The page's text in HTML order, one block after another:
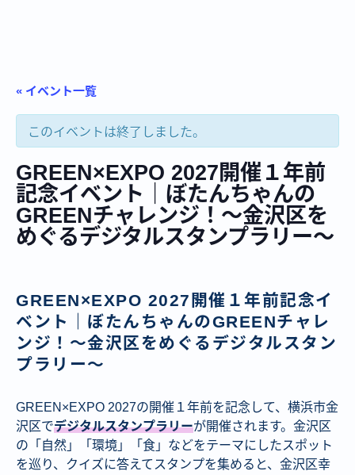
« イベント一覧
このイベントは終了しました。
GREEN×EXPO 2027開催１年前
記念イベント｜ぼたんちゃんの
GREENチャレンジ！～金沢区を
めぐるデジタルスタンプラリー～
GREEN×EXPO 2027開催１年前記念イ
ベント｜ぼたんちゃんのGREENチャレ
ンジ！～金沢区をめぐるデジタルスタン
プラリー～
GREEN×EXPO 2027の開催１年前を記念して、横浜市金
沢区でデジタルスタンプラリーが開催されます。金沢区
の「自然」「環境」「食」などをテーマにしたスポット
を巡り、クイズに答えてスタンプを集めると、金沢区幸